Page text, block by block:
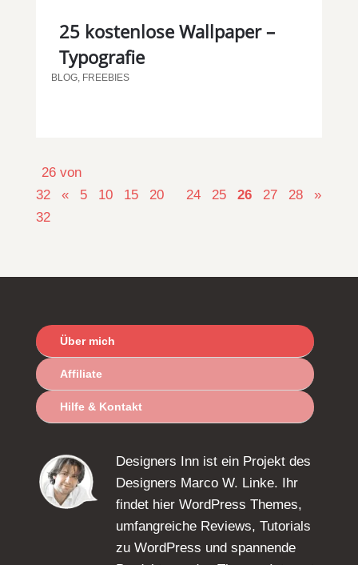
25 kostenlose Wallpaper –
Typografie
BLOG, FREEBIES
26 von
32
« 5 10 15 20 24 25 26 27 28
»
32
Über mich
Affiliate
Hilfe & Kontakt
Designers Inn ist ein Projekt des
Designers Marco W. Linke. Ihr
findet hier WordPress Themes,
umfangreiche Reviews, Tutorials
zu WordPress und spannende